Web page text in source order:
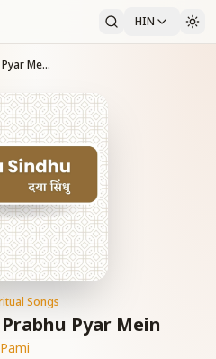
HIN
Pal Rahein Hai Prabhu Pyar Mein
Songs
Pyar Mein
Pami